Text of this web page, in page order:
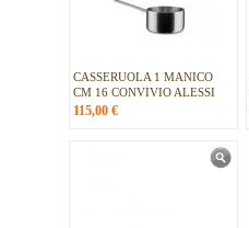
CASSERUOLA 1 MANICO
CM 16 CONVIVIO ALESSI
115,00 €